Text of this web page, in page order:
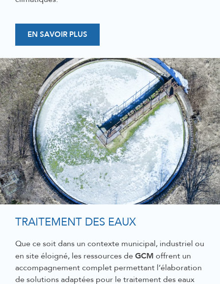
EN SAVOIR PLUS
TRAITEMENT DES EAUX
Que ce soit dans un contexte municipal, industriel ou
en site éloigné, les ressources deGCM offrent un
accompagnement complet permettant l’élaboration
de solutions adaptées pour le traitement des eaux